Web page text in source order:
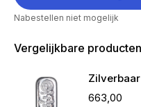
Nabestellen niet mogelijk
Vergelijkbare producten
663,00